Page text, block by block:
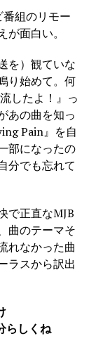
組のリモー
面白い。
を）観ていな
り始めて。何
したよ！』っ
あの曲を知っ
Pain』を自
部になったの
分でも忘れて
で正直なMJB
曲のテーマそ
れなかった曲
ラスから訳出
しくね